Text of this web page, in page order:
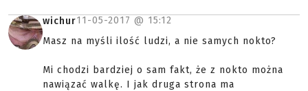
wichur11-05-2017 @ 15:12
Masz na myśli ilość ludzi, a nie samych nokto?
Mi chodzi bardziej o sam fakt, że z nokto można
nawiązać walkę. I jak druga strona ma